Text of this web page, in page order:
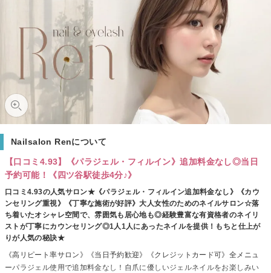
Nailsalon Renについて
【口コミ4.93】《パラジェル・フィルイン》追加料金なし◎当日
予約可能！《四ツ谷駅徒歩4分♪》
口コミ4.93の人気サロン★《パラジェル・フィルイン追加料金なし》《カウ
ンセリング重視》《丁寧な施術が好評》大人女性のためのネイルサロン☆落
ち着いたオシャレ空間で、雰囲気も居心地も◎経験豊富な有資格者のネイリ
ストが丁寧にカウンセリング◎1人1人にあったネイルを提供！もちと仕上が
りが人気の秘訣★
《高リピート率サロン》《当日予約歓迎》《クレジットカード可》全メニュ
ーパラジェル使用で追加料金なし！自爪に優しいジェルネイルをお楽しみい